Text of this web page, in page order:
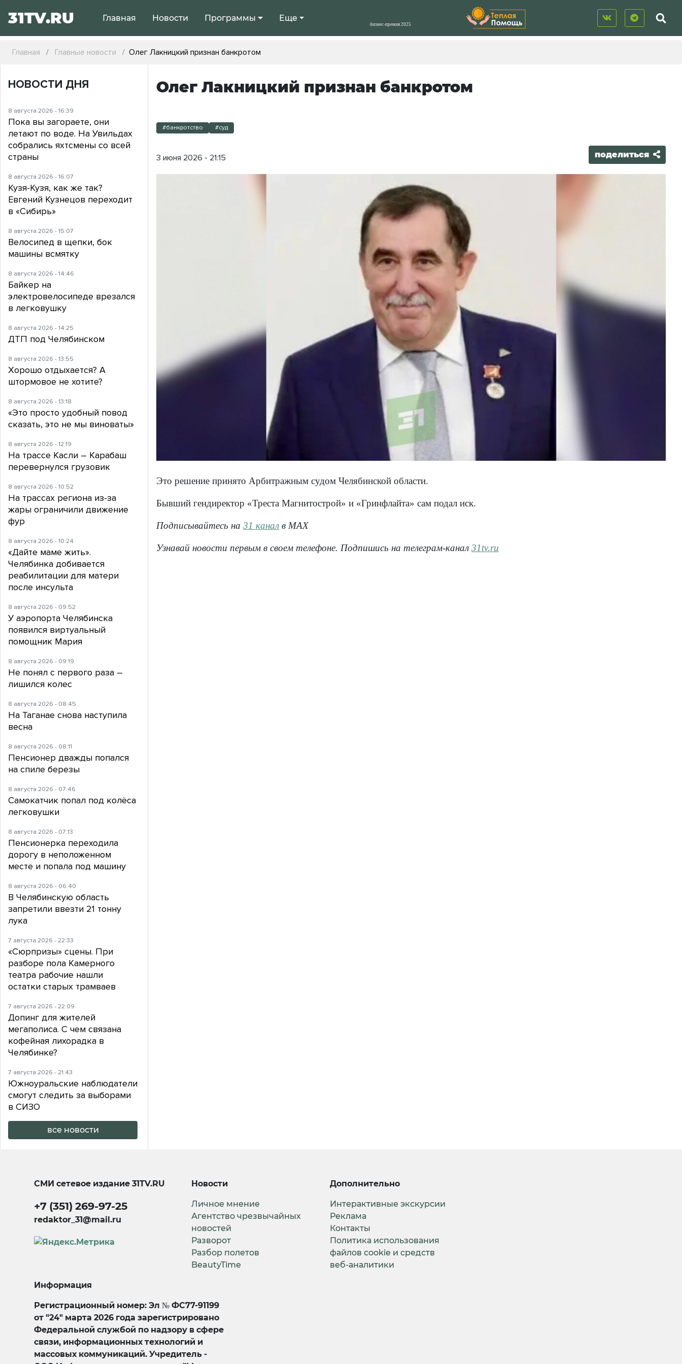
31TV.RU Главная Новости Программы Еще
Главная Главные новости Олег Лакницкий признан банкротом
Олег Лакницкий признан банкротом
#банкротство #суд
3 июня 2026 - 21:15 поделиться
Это решение принято Арбитражным судом Челябинской области.
Бывший гендиректор «Треста Магнитострой» и «Гринфлайта» сам подал иск.
Подписывайтесь на31 канал в МАХ
Узнавай новости первым в своем телефоне. Подпишись на телеграм-канал31tv.ru
НОВОСТИ ДНЯ
8 августа 2026 - 16:39
Пока вы загораете, они
летают по воде. На Увильдах
собрались яхтсмены со всей
страны
8 августа 2026 - 16:07
Кузя-Кузя, как же так?
Евгений Кузнецов переходит
в «Сибирь»
8 августа 2026 - 15:07
Велосипед в щепки, бок
машины всмятку
8 августа 2026 - 14:46
Байкер на
электровелосипеде врезался
в легковушку
8 августа 2026 - 14:25
ДТП под Челябинском
8 августа 2026 - 13:55
Хорошо отдыхается? А
штормовое не хотите?
8 августа 2026 - 13:18
«Это просто удобный повод
сказать, это не мы виноваты»
8 августа 2026 - 12:19
На трассе Касли – Карабаш
перевернулся грузовик
8 августа 2026 - 10:52
На трассах региона из-за
жары ограничили движение
фур
8 августа 2026 - 10:24
«Дайте маме жить».
Челябинка добивается
реабилитации для матери
после инсульта
8 августа 2026 - 09:52
У аэропорта Челябинска
появился виртуальный
помощник Мария
8 августа 2026 - 09:19
Не понял с первого раза –
лишился колес
8 августа 2026 - 08:45
На Таганае снова наступила
весна
8 августа 2026 - 08:11
Пенсионер дважды попался
на спиле березы
8 августа 2026 - 07:46
Самокатчик попал под колёса
легковушки
8 августа 2026 - 07:13
Пенсионерка переходила
дорогу в неположенном
месте и попала под машину
8 августа 2026 - 06:40
В Челябинскую область
запретили ввезти 21 тонну
лука
7 августа 2026 - 22:33
«Сюрпризы» сцены. При
разборе пола Камерного
театра рабочие нашли
остатки старых трамваев
7 августа 2026 - 22:09
Допинг для жителей
мегаполиса. С чем связана
кофейная лихорадка в
Челябинке?
7 августа 2026 - 21:43
Южноуральские наблюдатели
смогут следить за выборами
в СИЗО
все новости
СМИ сетевое издание31TV.RU
+7 (351) 269-97-25
redaktor_31@mail.ru
Новости
Личное мнение
Агентство чрезвычайных
новостей
Разворот
Разбор полетов
BeautyTime
Дополнительно
Интерактивные экскурсии
Реклама
Контакты
Политика использования
файлов cookie и средств
веб-аналитики
Информация
Регистрационный номер: Эл № ФС77-91199
от "24" марта 2026 года зарегистрировано
Федеральной службой по надзору в сфере
связи, информационных технологий и
массовых коммуникаций. Учредитель -